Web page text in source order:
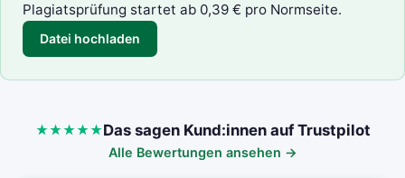
Plagiatsprüfung startet ab 0,39 € pro Normseite.
Datei hochladen
Das sagen Kund:innen auf Trustpilot
Alle Bewertungen ansehen →